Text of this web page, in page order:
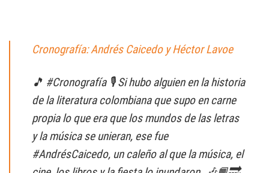
Cronografía: Andrés Caicedo y Héctor Lavoe
🎵 #Cronografía 🎙 Si hubo alguien en la historia
de la literatura colombiana que supo en carne
propia lo que era que los mundos de las letras
y la música se unieran, ese fue
#AndrésCaicedo, un caleño al que la música, el